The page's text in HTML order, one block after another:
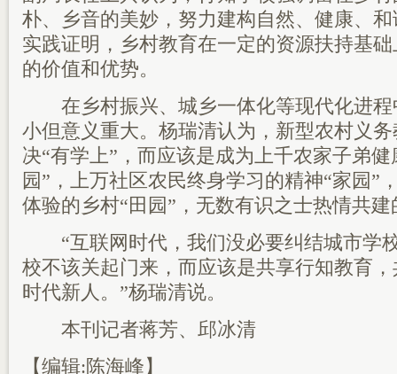
朴、乡音的美妙，努力建构自然、健康、
实践证明，乡村教育在一定的资源扶持基
的价值和优势。
在乡村振兴、城乡一体化等现代化进程
小但意义重大。杨瑞清认为，新型农村义
决“有学上”，而应该是成为上千农家子弟
园”，上万社区农民终身学习的精神“家园”
体验的乡村“田园”，无数有识之士热情共建
“互联网时代，我们没必要纠结城市学
校不该关起门来，而应该是共享行知教育
时代新人。”杨瑞清说。
本刊记者蒋芳、邱冰清
【编辑:陈海峰】